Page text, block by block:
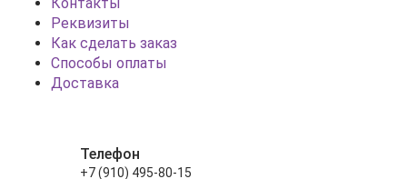
Реквизиты
Как сделать заказ
Способы оплаты
Доставка
Телефон
+7 (910) 495-80-15